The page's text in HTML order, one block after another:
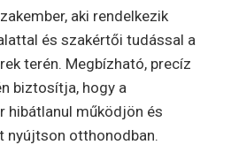
aki rendelkezik
és szakértői tudással a
terén. Megbízható, precíz
biztosítja, hogy a
hibátlanul működjön és
otthonodban.